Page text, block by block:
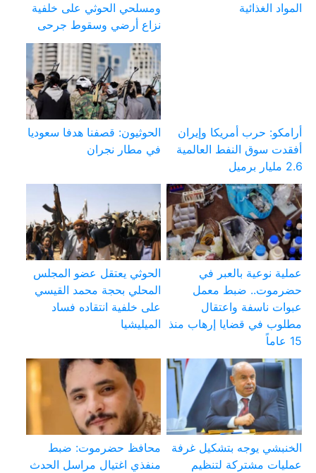
المواد الغذائية
ومسلحي الحوثي على خلفية
نزاع أرضي وسقوط جرحى
أرامكو: حرب أمريكا وإيران
أفقدت سوق النفط العالمية
2.6 مليار برميل
الحوثيون: قصفنا هدفا سعوديا
في مطار نجران
عملية نوعية بالعبر في
حضرموت.. ضبط معمل
عبوات ناسفة واعتقال
مطلوب في قضايا إرهاب منذ
15 عاماً
الحوثي يعتقل عضو المجلس
المحلي بحجة محمد القيسي
على خلفية انتقاده فساد
الميليشيا
الخنبشي يوجه بتشكيل غرفة
عمليات مشتركة لتنظيم
محافظ حضرموت: ضبط
منفذي اغتيال مراسل الحدث